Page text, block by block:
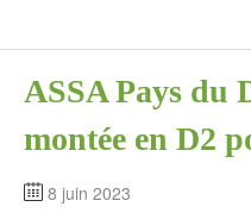
ASSA Pays du
montée en D2
8 juin 2023